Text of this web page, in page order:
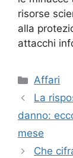
risorse
alla
attacchi
Affari
La
danno:
mese
Che